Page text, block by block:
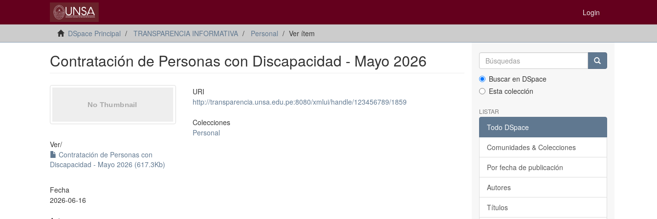
Login
DSpace Principal TRANSPARENCIA INFORMATIVA Personal Ver ítem
Contratación de Personas con Discapacidad - Mayo 2026
Ver/
Contratación de Personas con
Discapacidad - Mayo 2026 (617.3Kb)
Fecha
2026-06-16
URI
http://transparencia.unsa.edu.pe:8080/xmlui/handle/123456789/1859
Colecciones
Personal
Buscar en DSpace
Esta colección
LISTAR
Todo DSpace
Comunidades & Colecciones
Por fecha de publicación
Autores
Títulos